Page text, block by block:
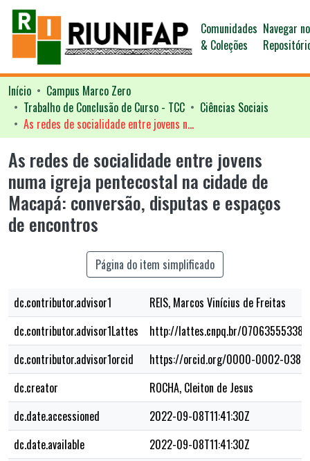
Comunidades
& Coleções
Navegar no
Início
Campus Marco Zero
Trabalho de Conclusão de Curso - TCC
Ciências Sociais
As redes de socialidade entre jovens numa igreja pentecostal na cidade de Macapá: conversão, disputas e espaços de encontros
As redes de socialidade entre jovens
numa igreja pentecostal na cidade de
Macapá: conversão, disputas e espaços
de encontros
Página do item simplificado
dc.contributor.advisor1
REIS, Marcos Vinícius de Freitas
dc.contributor.advisor1Lattes
http://lattes.cnpq.br/
dc.contributor.advisor1orcid
https://orcid.org/0000-0002-
dc.creator
ROCHA, Cleiton de Jesus
dc.date.accessioned
2022-09-08T11:41:30Z
dc.date.available
2022-09-08T11:41:30Z